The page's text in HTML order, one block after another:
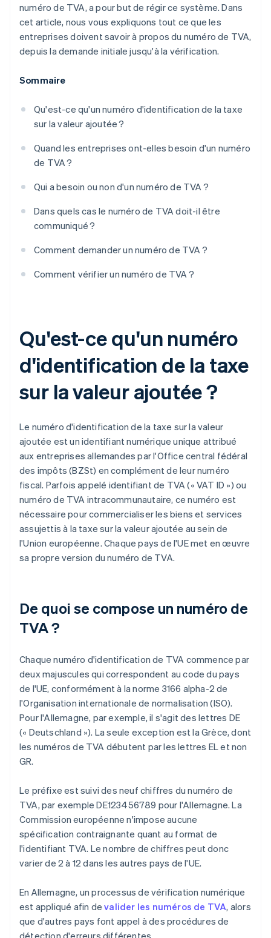
numéro de TVA, a pour but de régir ce système. Dans
cet article, nous vous expliquons tout ce que les
entreprises doivent savoir à propos du numéro de TVA,
depuis la demande initiale jusqu'à la vérification.
Sommaire
Qu'est-ce qu'un numéro d'identification de la taxe
sur la valeur ajoutée ?
Quand les entreprises ont-elles besoin d'un numéro
de TVA ?
Qui a besoin ou non d'un numéro de TVA ?
Dans quels cas le numéro de TVA doit-il être
communiqué ?
Comment demander un numéro de TVA ?
Comment vérifier un numéro de TVA ?
Qu'est-ce qu'un numéro
d'identification de la taxe
sur la valeur ajoutée ?
Le numéro d'identification de la taxe sur la valeur
ajoutée est un identifiant numérique unique attribué
aux entreprises allemandes par l'Office central fédéral
des impôts (BZSt) en complément de leur numéro
fiscal. Parfois appelé identifiant de TVA (« VAT ID ») ou
numéro de TVA intracommunautaire, ce numéro est
nécessaire pour commercialiser les biens et services
assujettis à la taxe sur la valeur ajoutée au sein de
l'Union européenne. Chaque pays de l'UE met en œuvre
sa propre version du numéro de TVA.
De quoi se compose un numéro de
TVA ?
Chaque numéro d'identification de TVA commence par
deux majuscules qui correspondent au code du pays
de l'UE, conformément à la norme 3166 alpha-2 de
l'Organisation internationale de normalisation (ISO).
Pour l'Allemagne, par exemple, il s'agit des lettres DE
(« Deutschland »). La seule exception est la Grèce, dont
les numéros de TVA débutent par les lettres EL et non
GR.
Le préfixe est suivi des neuf chiffres du numéro de
TVA, par exemple DE123456789 pour l'Allemagne. La
Commission européenne n'impose aucune
spécification contraignante quant au format de
l'identifiant TVA. Le nombre de chiffres peut donc
varier de 2 à 12 dans les autres pays de l'UE.
En Allemagne, un processus de vérification numérique
est appliqué afin devalider les numéros de TVA, alors
que d'autres pays font appel à des procédures de